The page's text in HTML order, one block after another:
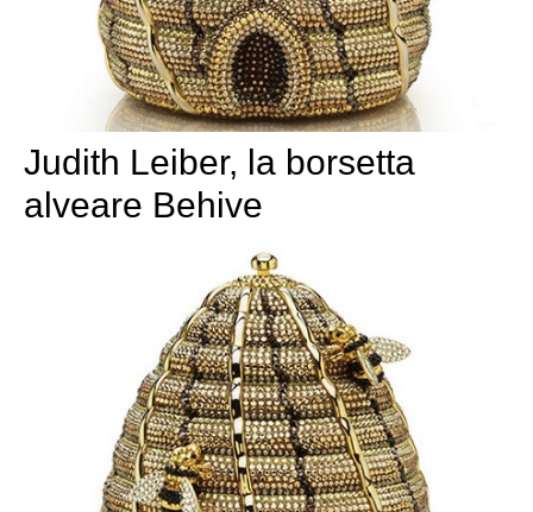
Judith Leiber, la borsetta
alveare Behive